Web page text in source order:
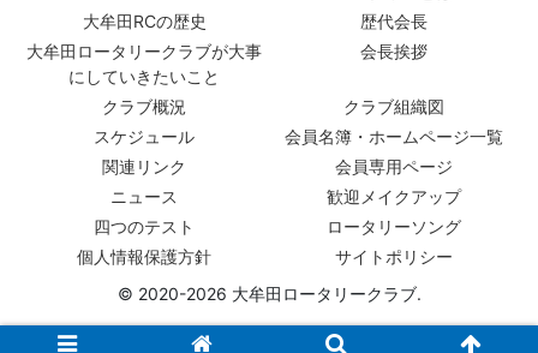
大牟田RCの歴史
歴代会長
大牟田ロータリークラブが大事
にしていきたいこと
会長挨拶
クラブ概況
クラブ組織図
スケジュール
会員名簿・ホームページ一覧
関連リンク
会員専用ページ
ニュース
歓迎メイクアップ
四つのテスト
ロータリーソング
個人情報保護方針
サイトポリシー
© 2020-2026 大牟田ロータリークラブ.